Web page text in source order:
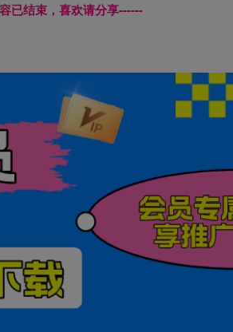
已结束，喜欢请分享------